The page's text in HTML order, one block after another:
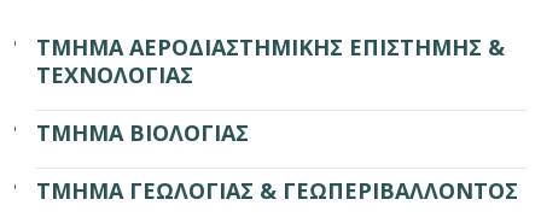
ΤΜΗΜΑ ΑΕΡΟΔΙΑΣΤΗΜΙΚΗΣ ΕΠΙΣΤΗΜΗΣ &
ΤΕΧΝΟΛΟΓΙΑΣ
ΤΜΗΜΑ ΒΙΟΛΟΓΙΑΣ
ΤΜΗΜΑ ΓΕΩΛΟΓΙΑΣ & ΓΕΩΠΕΡΙΒΑΛΛΟΝΤΟΣ